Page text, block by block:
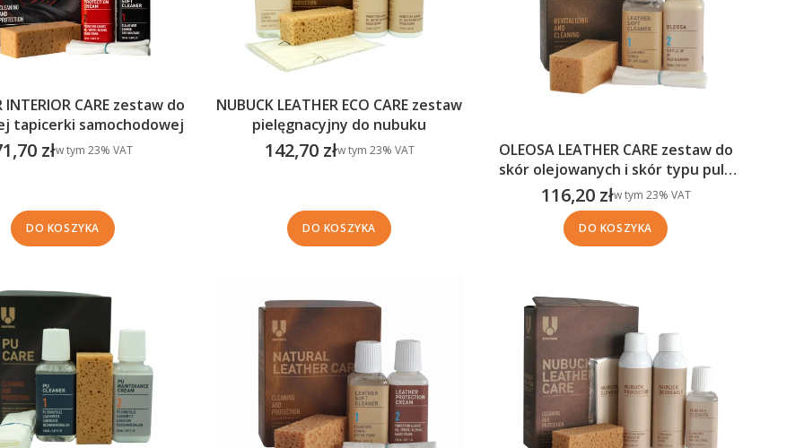
INTERIOR CARE zestaw do
tapicerki samochodowej
brutto
złw tym %s VAT
w tym 23% VAT
DO KOSZYKA
NUBUCK LEATHER ECO CARE zestaw
pielęgnacyjny do nubuku
Cena brutto
142,70 złw tym %s VAT
w tym 23% VAT
DO KOSZYKA
OLEOSA LEATHER CARE zestaw do
skór olejowanych i skór typu pull-
up
Cena brutto
116,20 złw tym %s VAT
w tym 23% VAT
DO KOSZYKA